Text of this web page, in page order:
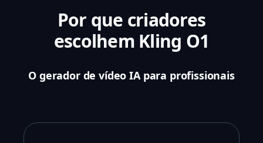
Por que criadores
escolhem Kling O1
O gerador de vídeo IA para profissionais